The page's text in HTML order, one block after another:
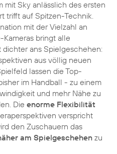
mit Sky anlässlich des ersten
trifft auf Spitzen-Technik.
mit der Vielzahl an
bringt alle
ans Spielgeschehen:
aus völlig neuen
lassen die Top-
im Handball - zu einem
und mehr Nähe zu
Die enorme Flexibilität
verspricht
den Zuschauern das
am Spielgeschehen zu